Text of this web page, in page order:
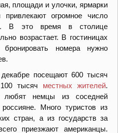
площади и улочки, ярмарки
огромное число
В это время в столице
возрастает. В гостиницах
номера нужно
посещают 600 тысяч
тысяч местных жителей.
немцы из соседней
Много туристов из
стран, а из государств за
приезжают американцы.